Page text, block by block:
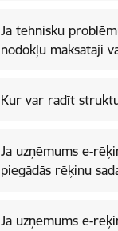
Ja tehnisku
nodokļu maksātāji
Kur var radīt
Ja uzņēmums e-
piegādās rēķinu
Ja uzņēmums e-